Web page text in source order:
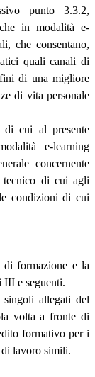
punto 3.3.2,
in modalità e-
che consentano,
quali canali di
di una migliore
di vita personale
di cui al presente
e-learning
concernente
tecnico di cui agli
condizioni di cui
formazione e la
III e seguenti.
allegati del
volta a fronte di
formativo per i
di lavoro simili.